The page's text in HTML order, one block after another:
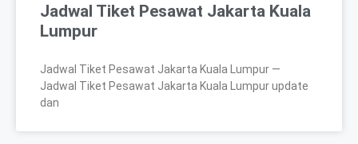
Jadwal Tiket Pesawat Jakarta Kuala
Lumpur
Jadwal Tiket Pesawat Jakarta Kuala Lumpur —
Jadwal Tiket Pesawat Jakarta Kuala Lumpur update
dan